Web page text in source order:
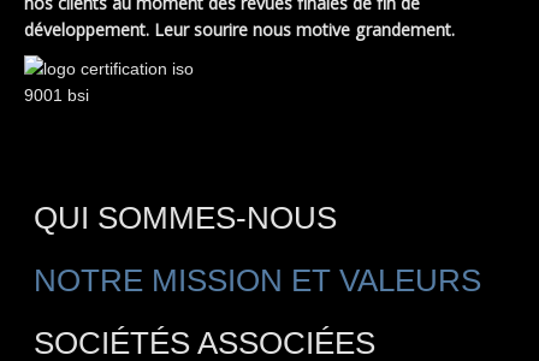
développement. Leur sourire nous motive grandement.
QUI SOMMES-NOUS
NOTRE MISSION ET VALEURS
SOCIÉTÉS ASSOCIÉES